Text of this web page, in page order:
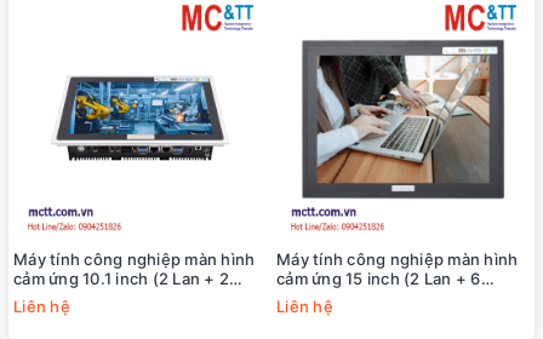
Máy tính công nghiệp màn hình
cảm ứng 10.1 inch (2 Lan + 2
COM) MCTT MPPC-2L2C-10W
Liên hệ
Máy tính công nghiệp màn hình
cảm ứng 15 inch (2 Lan + 6
COM) MPPC-2L6C-11TH-15S
Liên hệ